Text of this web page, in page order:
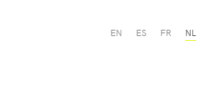
NL
EN ES FR